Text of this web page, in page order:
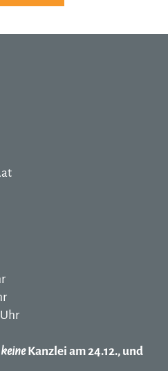
keineKanzlei am 24.12., und